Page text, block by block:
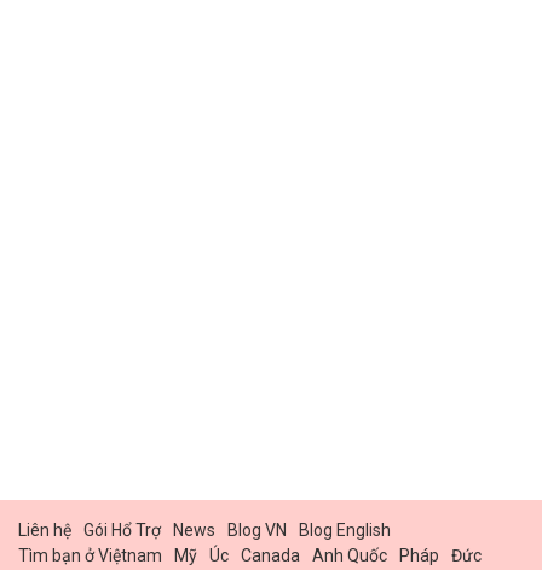
Liên hệ Gói Hổ Trợ News Blog VN
Blog English
Tìm bạn ở Việtnam
Mỹ Úc Canada Anh Quốc Pháp
Đức